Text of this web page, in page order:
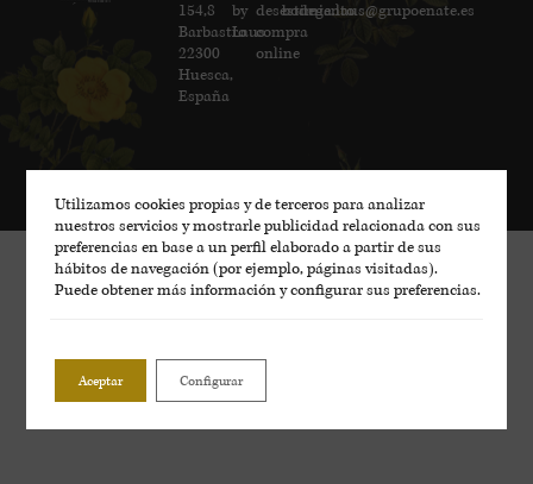
154,8
Barbastro
22300
Huesca,
España
by
Laus
desestimiento
compra
online
bodega.laus@grupoenate.es
Utilizamos cookies propias y de terceros para analizar
nuestros servicios y mostrarle publicidad relacionada con sus
preferencias en base a un perfil elaborado a partir de sus
hábitos de navegación (por ejemplo, páginas visitadas).
Puede obtener más información y configurar sus preferencias.
Aceptar Configurar